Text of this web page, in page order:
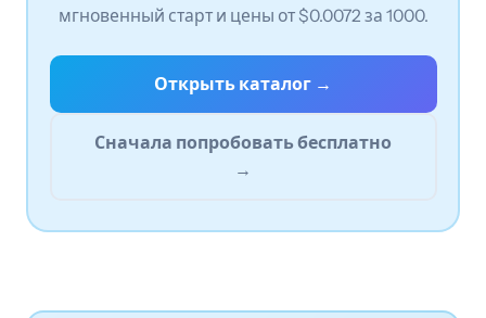
мгновенный старт и цены от $0.0072 за 1000.
Открыть каталог →
Сначала попробовать бесплатно
→